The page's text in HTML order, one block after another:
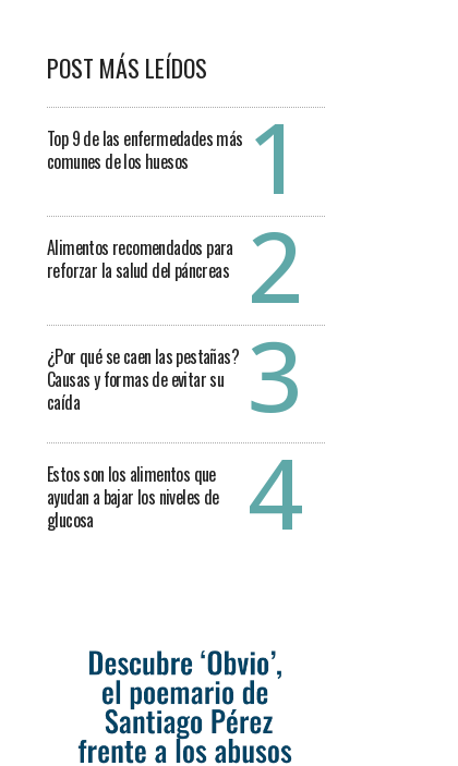
POST MÁS LEÍDOS
Top 9 de las enfermedades más
comunes de los huesos
Alimentos recomendados para
reforzar la salud del páncreas
¿Por qué se caen las pestañas?
Causas y formas de evitar su
caída
Estos son los alimentos que
ayudan a bajar los niveles de
glucosa